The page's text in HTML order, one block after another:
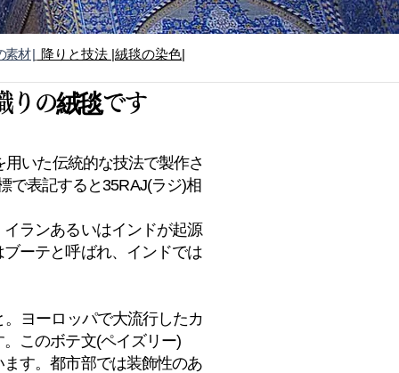
素材 | 降りと技法 |絨毯の染色|
りの絨毯です
いた伝統的な技法で製作さ
で表記すると35RAJ(ラジ)相
ランあるいはインドが起源
ーテと呼ばれ、インドでは
ヨーロッパで大流行したカ
このボテ文(ペイズリー)
す。都市部では装飾性のあ